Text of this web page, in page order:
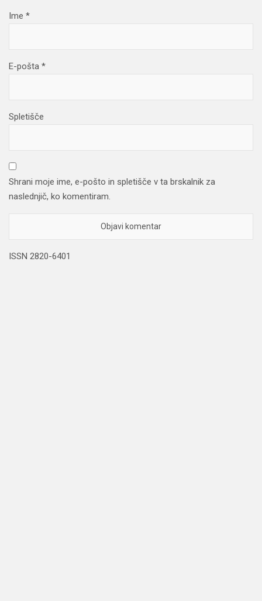
Ime *
E-pošta *
Spletišče
Shrani moje ime, e-pošto in spletišče v ta brskalnik za
naslednjič, ko komentiram.
ISSN 2820-6401